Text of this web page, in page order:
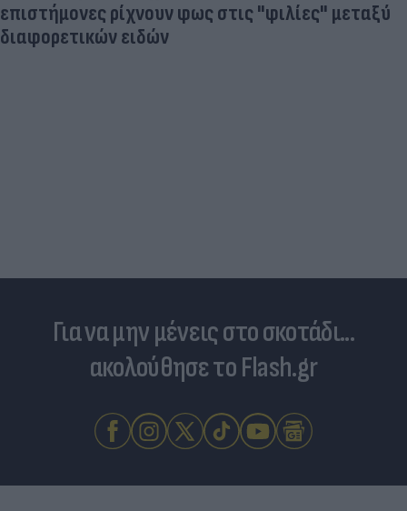
Για να μην μένεις στο σκοτάδι...
ακολούθησε το Flash.gr